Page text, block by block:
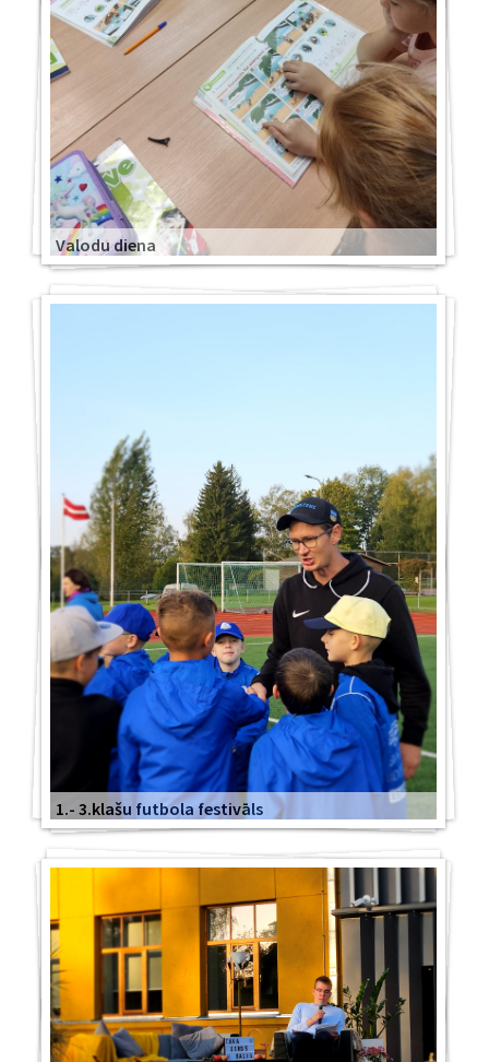
Valodu diena
1.- 3.klašu futbola festivāls